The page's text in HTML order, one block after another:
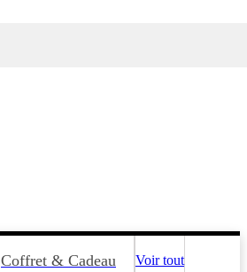
Coffret & Cadeau Voir tout